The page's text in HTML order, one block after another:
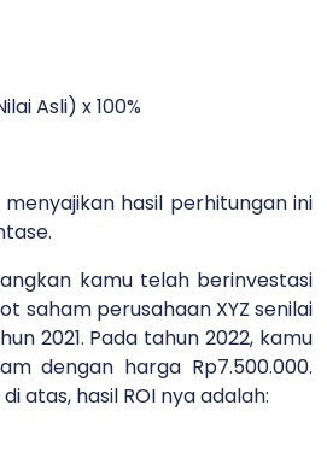
Asli) x 100%
hasil perhitungan ini
kamu telah berinvestasi
saham perusahaan XYZ senilai
2021. Pada tahun 2022, kamu
dengan harga Rp7.500.000.
atas, hasil ROI nya adalah: